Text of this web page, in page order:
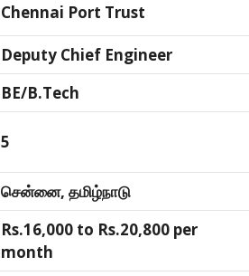
Chennai Port Trust
Deputy Chief Engineer
BE/B.Tech
5
சென்னை, தமிழ்நாடு
Rs.16,000 to Rs.20,800 per
month